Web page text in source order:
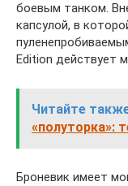
боевым танком.
капсулой, в
Edition действует
Читайте
«полуторка»:
Броневик имеет